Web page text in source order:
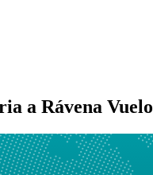
a Rávena Vuelo